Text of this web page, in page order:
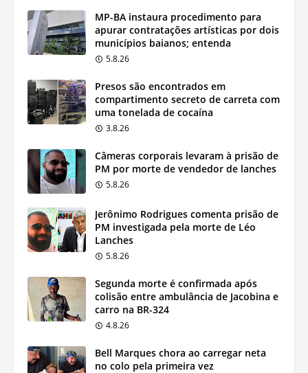
MP-BA instaura procedimento para
apurar contratações artísticas por dois
municípios baianos; entenda
5.8.26
Presos são encontrados em
compartimento secreto de carreta com
uma tonelada de cocaína
3.8.26
Câmeras corporais levaram à prisão de
PM por morte de vendedor de lanches
5.8.26
Jerônimo Rodrigues comenta prisão de
PM investigada pela morte de Léo
Lanches
5.8.26
Segunda morte é confirmada após
colisão entre ambulância de Jacobina e
carro na BR-324
4.8.26
Bell Marques chora ao carregar neta
no colo pela primeira vez